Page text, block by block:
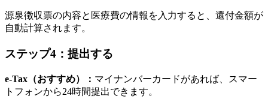
源泉徴収票の内容と医療費の情報を入力すると、還付金額が
自動計算されます。
ステップ4：提出する
e-Tax（おすすめ）： マイナンバーカードがあれば、スマー
トフォンから24時間提出できます。